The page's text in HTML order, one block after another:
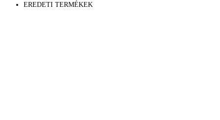
EREDETI TERMÉKEK